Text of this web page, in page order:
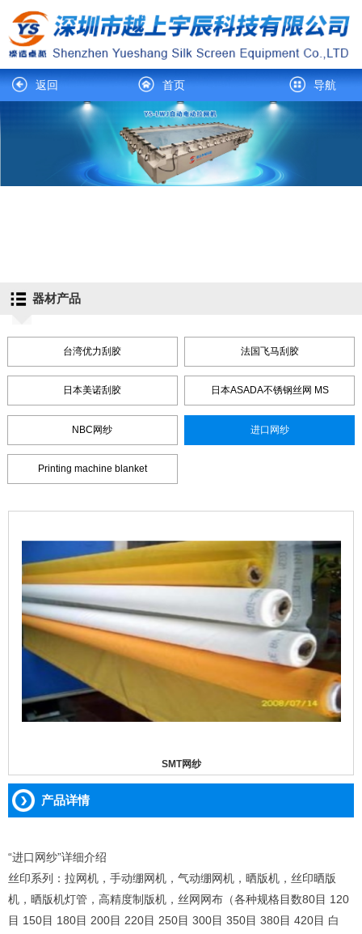
返回 首页 导航
器材产品
台湾优力刮胶 法国飞马刮胶
日本美诺刮胶 日本ASADA不锈钢丝网 MS
NBC网纱 进口网纱
Printing machine blanket
SMT网纱
产品详情
“进口网纱”详细介绍
丝印系列：拉网机，手动绷网机，气动绷网机，晒版机，丝印晒版
机，晒版机灯管，高精度制版机，丝网网布（各种规格目数80目 120
目 150目 180目 200目 220目 250目 300目 350目 380目 420目 白